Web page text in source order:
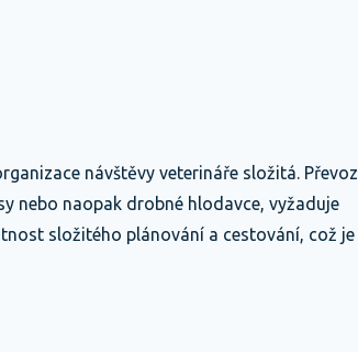
návštěvy veterináře složitá. Převoz
nebo naopak drobné hlodavce, vyžaduje
složitého plánování a cestování, což je